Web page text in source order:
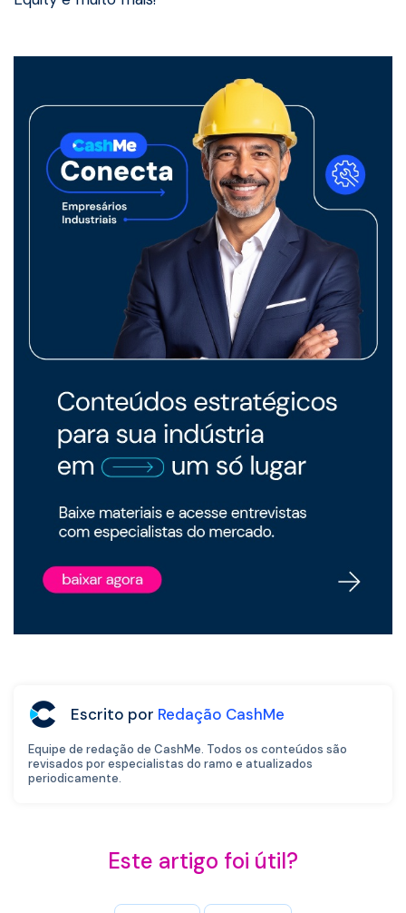
Escrito por Redação CashMe
Equipe de redação de CashMe. Todos os conteúdos são
revisados por especialistas do ramo e atualizados
periodicamente.
Este artigo foi útil?